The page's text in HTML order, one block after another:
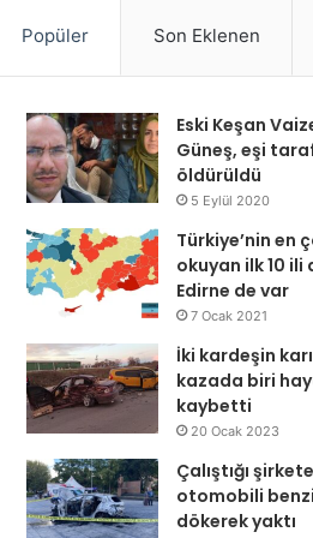
Popüler Son Eklenen
Eski Keşan
Güneş, eşi
öldürüldü
5 Eylül 2020
Türkiye’nin en
okuyan ilk 10 ili
Edirne de var
7 Ocak 2021
İki kardeşin
kazada biri
kaybetti
20 Ocak 2023
Çalıştığı
otomobili
dökerek yaktı